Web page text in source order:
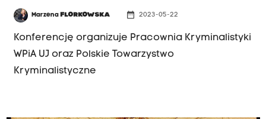
Marzena FLORKOWSKA date_range 2023-05-22
Konferencję organizuje Pracownia Kryminalistyki
WPiA UJ oraz Polskie Towarzystwo
Kryminalistyczne